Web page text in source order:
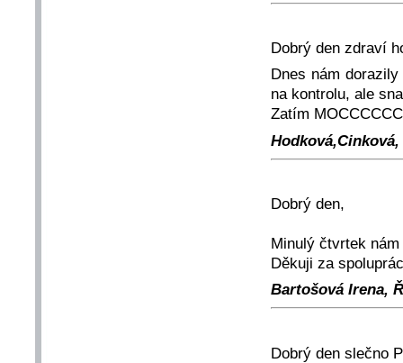
Dobrý den zdraví
Dnes nám
na kontrolu, ale
Zatím
Dobrý den,
Minulý čtvrtek
Děkuji za
Bartošová Irena,
Dobrý den slečno